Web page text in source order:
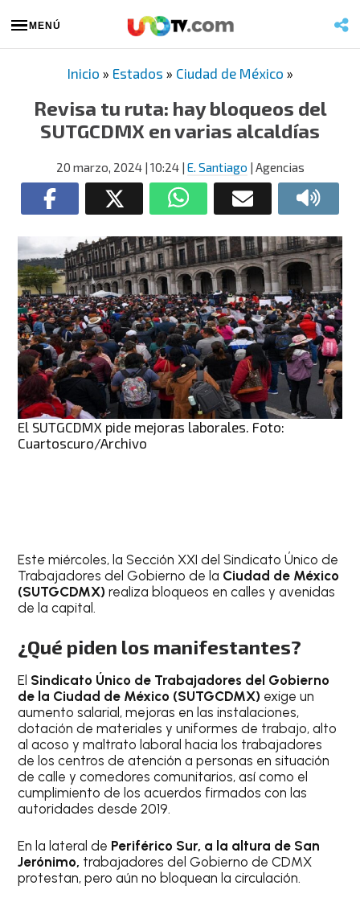
MENÚ
Inicio » Estados » Ciudad de México »
Revisa tu ruta: hay bloqueos del
SUTGCDMX en varias alcaldías
20 marzo, 2024| 10:24| E. Santiago | Agencias
El SUTGCDMX pide mejoras laborales. Foto:
Cuartoscuro/Archivo
Este miércoles, la Sección XXI del Sindicato Único de
Trabajadores del Gobierno de la Ciudad de México
(SUTGCDMX) realiza bloqueos en calles y avenidas
de la capital.
¿Qué piden los manifestantes?
El Sindicato Único de Trabajadores del Gobierno
de la Ciudad de México (SUTGCDMX) exige un
aumento salarial, mejoras en las instalaciones,
dotación de materiales y uniformes de trabajo, alto
al acoso y maltrato laboral hacia los trabajadores
de los centros de atención a personas en situación
de calle y comedores comunitarios, así como el
cumplimiento de los acuerdos firmados con las
autoridades desde 2019.
En la lateral de Periférico Sur, a la altura de San
Jerónimo, trabajadores del Gobierno de CDMX
protestan, pero aún no bloquean la circulación.